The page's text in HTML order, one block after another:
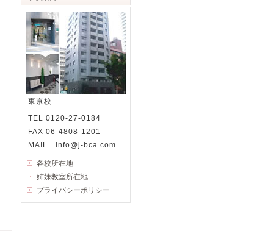
東京校
TEL 0120-27-0184
FAX 06-4808-1201
MAIL info@j-bca.com
各校所在地
姉妹教室所在地
プライバシーポリシー